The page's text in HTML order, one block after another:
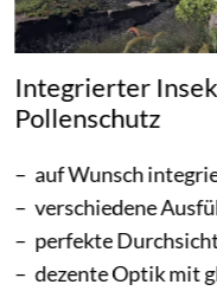
Integrierter
Pollenschutz
auf Wunsch
verschiedene
perfekte
dezente Optik mit